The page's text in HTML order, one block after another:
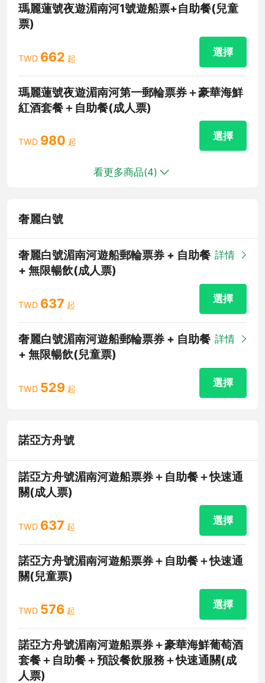
瑪麗蓮號夜遊湄南河1號遊船票+自助餐(兒童
票)
TWD 662 起
選擇
瑪麗蓮號夜遊湄南河第一郵輪票券＋豪華海鮮
紅酒套餐＋自助餐(成人票)
TWD 980 起
選擇
看更多商品(4)
奢麗白號
奢麗白號湄南河遊船郵輪票券 + 自助餐
+ 無限暢飲(成人票)
詳情
TWD 637 起
選擇
奢麗白號湄南河遊船郵輪票券 + 自助餐
+ 無限暢飲(兒童票)
詳情
TWD 529 起
選擇
諾亞方舟號
諾亞方舟號湄南河遊船票券＋自助餐＋快速通
關(成人票)
TWD 637 起
選擇
諾亞方舟號湄南河遊船票券＋自助餐＋快速通
關(兒童票)
TWD 576 起
選擇
諾亞方舟號湄南河遊船票券＋豪華海鮮葡萄酒
套餐＋自助餐＋預設餐飲服務＋快速通關(成
人票)